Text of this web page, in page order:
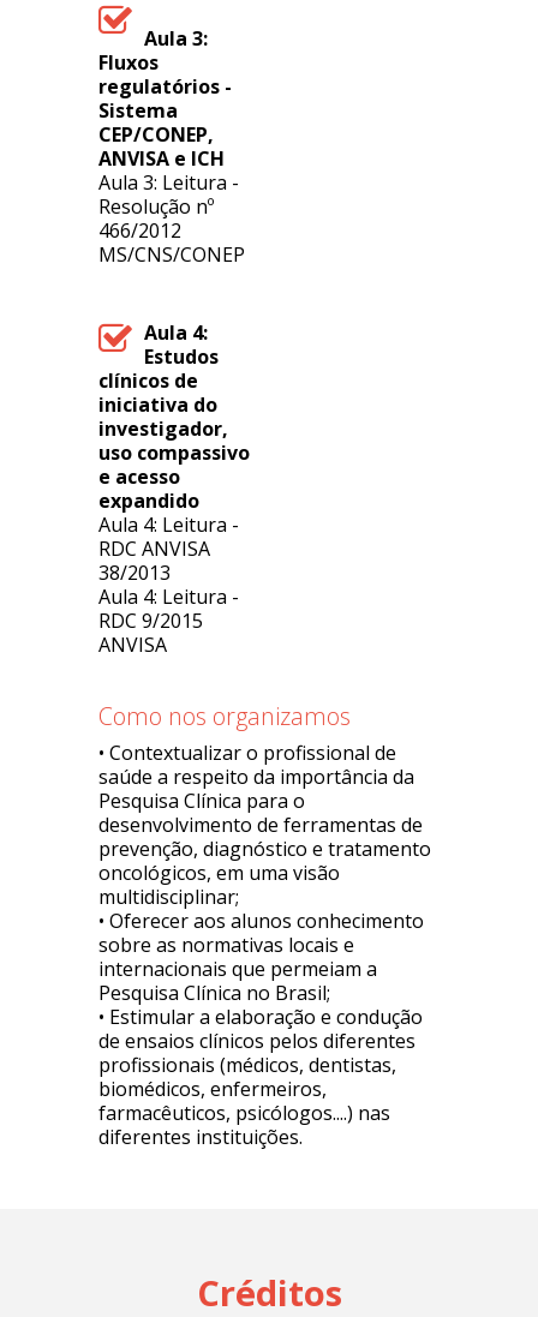
Aula 3:
Fluxos
regulatórios -
Sistema
CEP/CONEP,
ANVISA e ICH
Aula 3: Leitura -
Resolução nº
466/2012
MS/CNS/CONEP
Aula 4:
Estudos
clínicos de
iniciativa do
investigador,
uso compassivo
e acesso
expandido
Aula 4: Leitura -
RDC ANVISA
38/2013
Aula 4: Leitura -
RDC 9/2015
ANVISA
Como nos organizamos
• Contextualizar o profissional de
saúde a respeito da importância da
Pesquisa Clínica para o
desenvolvimento de ferramentas de
prevenção, diagnóstico e tratamento
oncológicos, em uma visão
multidisciplinar;
• Oferecer aos alunos conhecimento
sobre as normativas locais e
internacionais que permeiam a
Pesquisa Clínica no Brasil;
• Estimular a elaboração e condução
de ensaios clínicos pelos diferentes
profissionais (médicos, dentistas,
biomédicos, enfermeiros,
farmacêuticos, psicólogos....) nas
diferentes instituições.
Créditos